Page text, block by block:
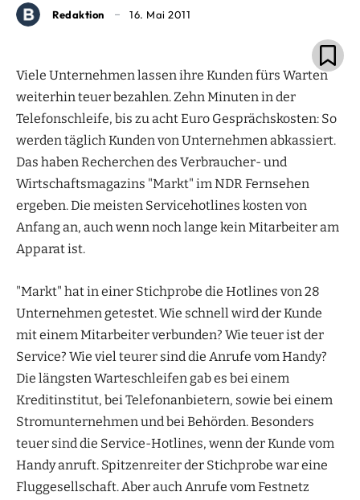
Redaktion 16. Mai 2011
Viele Unternehmen lassen ihre Kunden fürs Warten
weiterhin teuer bezahlen. Zehn Minuten in der
Telefonschleife, bis zu acht Euro Gesprächskosten: So
werden täglich Kunden von Unternehmen abkassiert.
Das haben Recherchen des Verbraucher- und
Wirtschaftsmagazins "Markt" im NDR Fernsehen
ergeben. Die meisten Servicehotlines kosten von
Anfang an, auch wenn noch lange kein Mitarbeiter am
Apparat ist.
"Markt" hat in einer Stichprobe die Hotlines von 28
Unternehmen getestet. Wie schnell wird der Kunde
mit einem Mitarbeiter verbunden? Wie teuer ist der
Service? Wie viel teurer sind die Anrufe vom Handy?
Die längsten Warteschleifen gab es bei einem
Kreditinstitut, bei Telefonanbietern, sowie bei einem
Stromunternehmen und bei Behörden. Besonders
teuer sind die Service-Hotlines, wenn der Kunde vom
Handy anruft. Spitzenreiter der Stichprobe war eine
Fluggesellschaft. Aber auch Anrufe vom Festnetz